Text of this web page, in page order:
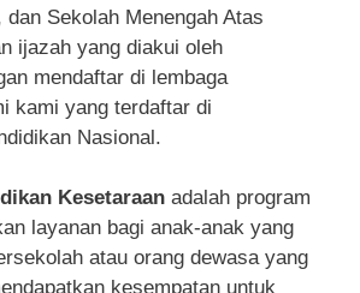
Sekolah Menengah Atas
ijazah yang diakui oleh
mendaftar di lembaga
kami yang terdaftar di
Nasional.
Kesetaraan adalah program
layanan bagi anak-anak yang
atau orang dewasa yang
kesempatan untuk